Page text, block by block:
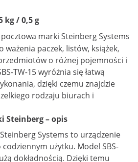
kg / 0,5 g
marki Steinberg Systems
ważenia paczek, listów, książek,
o różnej pojemności i
TW-15 wyróżnia się łatwą
dzięki czemu znajdzie
rodzaju biurach i
Steinberg – opis
Systems to urządzenie
użytku. Model SBS-
dokładnością. Dzięki temu